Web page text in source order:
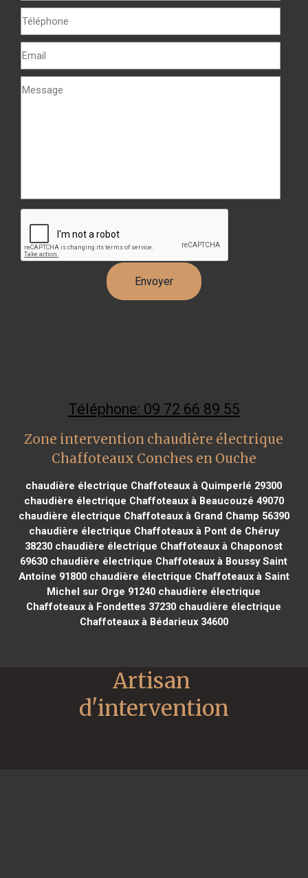
Téléphone: 09 72 66 89 55
Zone intervention chaudière électrique
Chaffoteaux Conches en Ouche
chaudière électrique Chaffoteaux à Quimperlé 29300
chaudière électrique Chaffoteaux à Beaucouzé 49070
chaudière électrique Chaffoteaux à Grand Champ 56390
chaudière électrique Chaffoteaux à Pont de Chéruy
38230 chaudière électrique Chaffoteaux à Chaponost
69630 chaudière électrique Chaffoteaux à Boussy Saint
Antoine 91800chaudière électrique Chaffoteaux à Saint
Michel sur Orge 91240 chaudière électrique
Chaffoteaux à Fondettes 37230 chaudière électrique
Chaffoteaux à Bédarieux 34600
Artisan
d'intervention